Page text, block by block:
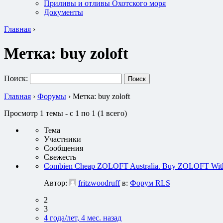
Приливы и отливы Охотского моря
Документы
Главная ›
Метка: buy zoloft
Поиск:
Главная › Форумы › Метка: buy zoloft
Просмотр 1 темы - с 1 по 1 (1 всего)
Тема
Участники
Сообщения
Свежесть
Combien Cheap ZOLOFT Australia. Buy ZOLOFT
Автор:
fritzwoodruff в: Форум RLS
2
3
4 года/лет, 4 мес. назад